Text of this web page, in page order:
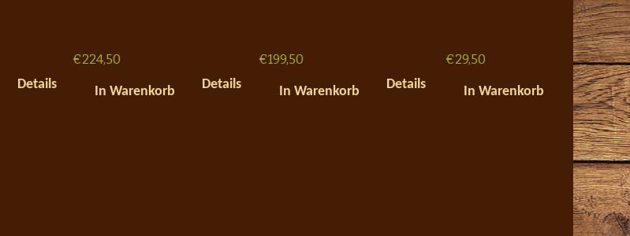
€224,50
Details
In Warenkorb
€199,50
Details
In Warenkorb
€29,50
Details
In Warenkorb